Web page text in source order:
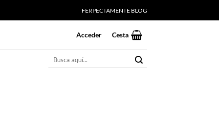
FERPECTAMENTE BLOG
Acceder Cesta
Buscar